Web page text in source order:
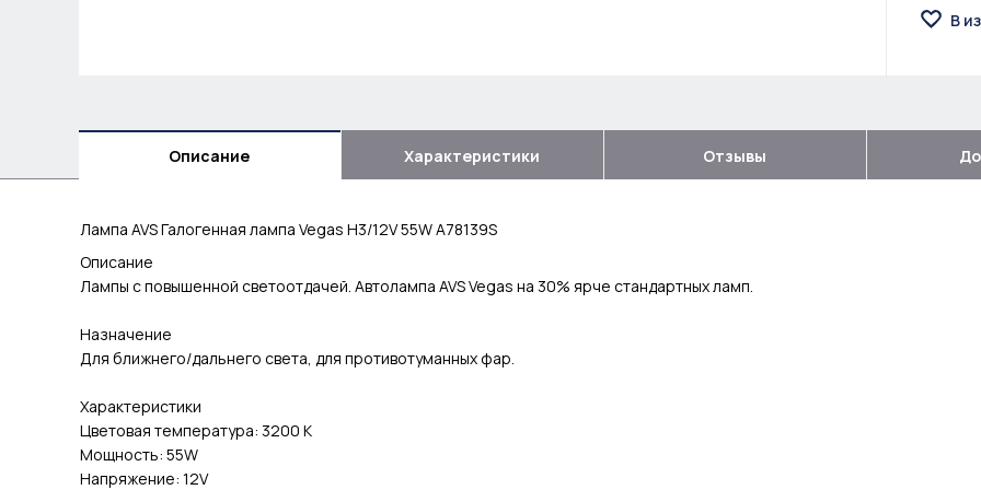
В
Описание Характеристики Отзывы
Лампа AVS Галогенная лампа Vegas H3/12V 55W A78139S
Описание
Лампы с повышенной светоотдачей. Автолампа AVS Vegas на 30% ярче стандартных ламп.
Назначение
Для ближнего/дальнего света, для противотуманных фар.
Характеристики
Цветовая температура: 3200 К
Мощность: 55W
Напряжение: 12V